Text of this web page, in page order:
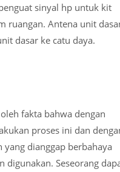
sinyal hp untuk kit
ruangan. Antena unit
dasar ke catu daya.
fakta bahwa dengan
proses ini dan
dianggap berbahaya
digunakan. Seseorang